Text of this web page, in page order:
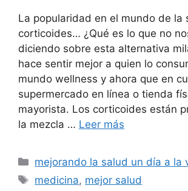
La popularidad en el mundo de la
corticoides… ¿Qué es lo que no
diciendo sobre esta alternativa
hace sentir mejor a quien lo
mundo wellness y ahora que en
supermercado en línea o tienda
mayorista. Los corticoides están
la mezcla … Leer más
Categorías
mejorando la salud un día a la
Etiquetas
medicina, mejor salud